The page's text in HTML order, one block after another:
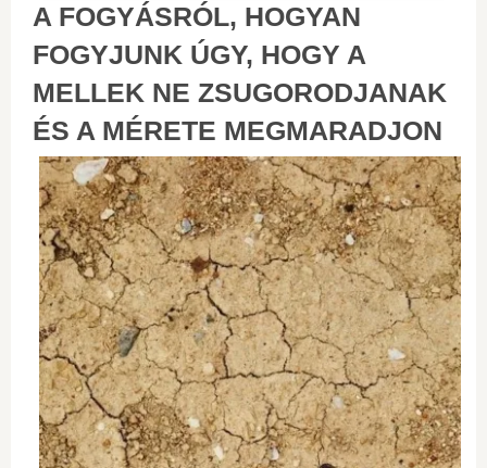
A FOGYÁSRÓL, HOGYAN
FOGYJUNK ÚGY, HOGY A
MELLEK NE ZSUGORODJANAK
ÉS A MÉRETE MEGMARADJON